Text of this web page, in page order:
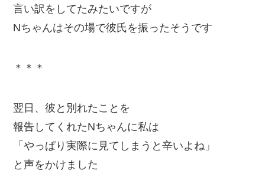
言い訳をしてたみたいですが
Nちゃんはその場で彼氏を振ったそうです
＊＊＊
翌日、彼と別れたことを
報告してくれたNちゃんに私は
「やっぱり実際に見てしまうと辛いよね」
と声をかけました